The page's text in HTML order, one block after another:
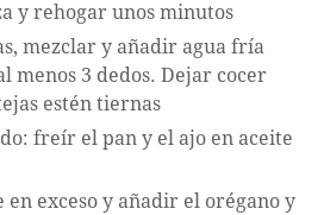
y rehogar unos minutos
mezclar y añadir agua fría
menos 3 dedos. Dejar cocer
estén tiernas
freír el pan y el ajo en aceite
exceso y añadir el orégano y